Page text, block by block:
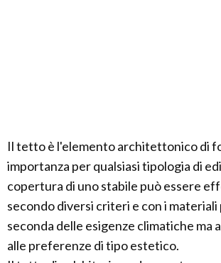
Il tetto è l'elemento architettonico di
importanza per qualsiasi tipologia di
copertura di uno stabile può essere
secondo diversi criteri e con i materiali
seconda delle esigenze climatiche ma
alle preferenze di tipo estetico.